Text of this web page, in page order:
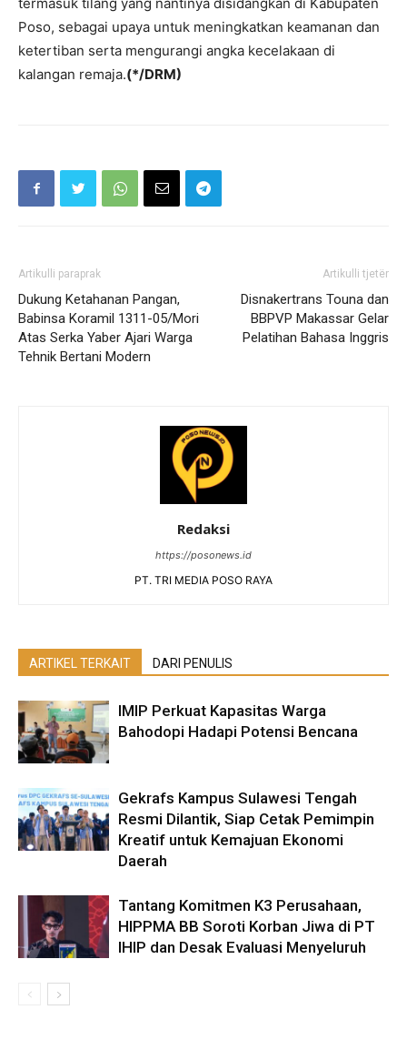
Poso, sebagai upaya untuk meningkatkan keamanan dan
ketertiban serta mengurangi angka kecelakaan di
kalangan remaja.(*/DRM)
Artikulli paraprak
Dukung Ketahanan Pangan,
Babinsa Koramil 1311-05/Mori
Atas Serka Yaber Ajari Warga
Tehnik Bertani Modern
Artikulli tjetër
Disnakertrans Touna dan
BBPVP Makassar Gelar
Pelatihan Bahasa Inggris
Redaksi
https://posonews.id
PT. TRI MEDIA POSO RAYA
ARTIKEL TERKAIT DARI PENULIS
IMIP Perkuat Kapasitas Warga
Bahodopi Hadapi Potensi Bencana
Gekrafs Kampus Sulawesi Tengah
Resmi Dilantik, Siap Cetak Pemimpin
Kreatif untuk Kemajuan Ekonomi
Daerah
Tantang Komitmen K3 Perusahaan,
HIPPMA BB Soroti Korban Jiwa di PT
IHIP dan Desak Evaluasi Menyeluruh